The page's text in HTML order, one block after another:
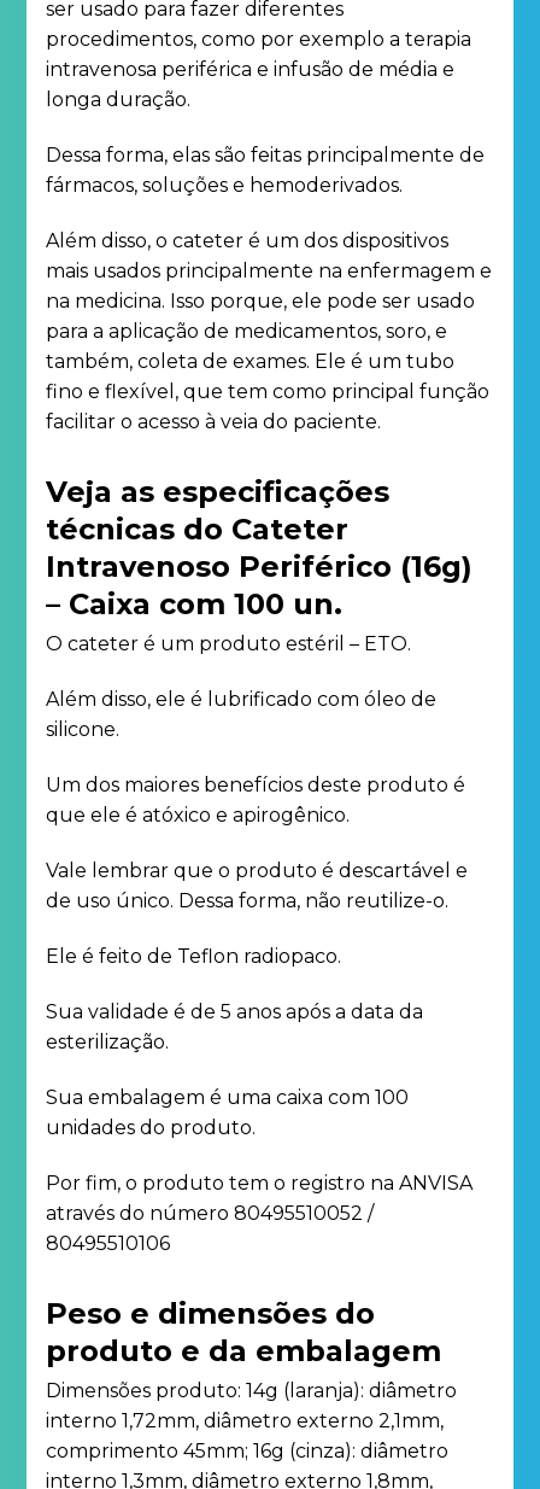
ser usado para fazer diferentes
procedimentos, como por exemplo a terapia
intravenosa periférica e infusão de média e
longa duração.
Dessa forma, elas são feitas principalmente de
fármacos, soluções e hemoderivados.
Além disso, o cateter é um dos dispositivos
mais usados principalmente na enfermagem e
na medicina. Isso porque, ele pode ser usado
para a aplicação de medicamentos, soro, e
também, coleta de exames. Ele é um tubo
fino e flexível, que tem como principal função
facilitar o acesso à veia do paciente.
Veja as especificações
técnicas do Cateter
Intravenoso Periférico (16g)
– Caixa com 100 un.
O cateter é um produto estéril – ETO.
Além disso, ele é lubrificado com óleo de
silicone.
Um dos maiores benefícios deste produto é
que ele é atóxico e apirogênico.
Vale lembrar que o produto é descartável e
de uso único. Dessa forma, não reutilize-o.
Ele é feito de Teflon radiopaco.
Sua validade é de 5 anos após a data da
esterilização.
Sua embalagem é uma caixa com 100
unidades do produto.
Por fim, o produto tem o registro na ANVISA
através do número 80495510052 /
80495510106
Peso e dimensões do
produto e da embalagem
Dimensões produto: 14g (laranja): diâmetro
interno 1,72mm, diâmetro externo 2,1mm,
comprimento 45mm; 16g (cinza): diâmetro
interno 1,3mm, diâmetro externo 1,8mm,